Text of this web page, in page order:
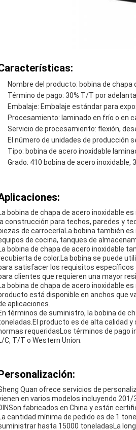
Nombre del producto: bobina de chapa
Término de pago: 30% T/T por
Embalaje: Embalaje estándar para
Procesamiento: laminado en frío o en
Servicio de procesamiento: flexión,
El número de unidades de producción
Tipo: bobina de acero inoxidable
Grado: 410 bobina de acero inoxidable,
bobina de chapa de acero inoxidable
construcción para techos, paredes y
de carroceríaLa bobina también
de cocina, tanques de
bobina de chapa de acero inoxidable
de color.La bobina se puede
satisfacer los requisitos específicos
clientes que requieren una mayor
bobina de chapa de acero inoxidable
está disponible en anchos que
aplicaciones.
términos de suministro, la bobina de
producto es de alta calidad
requeridasLos términos de pago
C, T/T o Western Union.
Quan ofrece servicios de
en varios modelos incluyendo
fabricados en China y están
cantidad mínima de pedido es de 1
hasta 15000 toneladasLa